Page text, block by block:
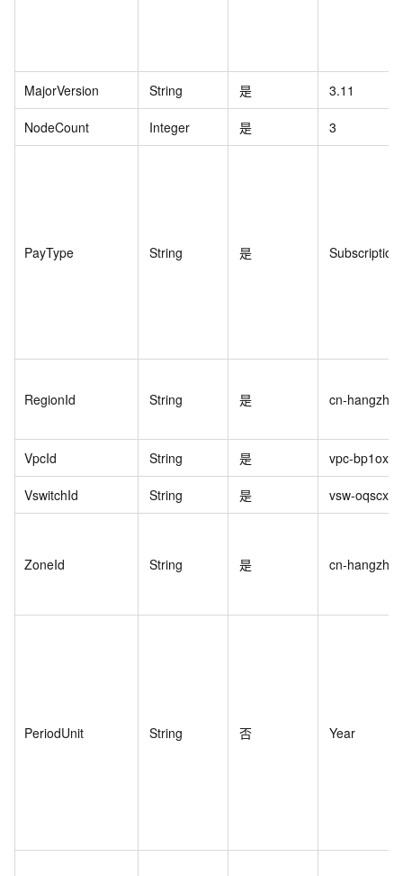
MajorVersion String 是 3.11
NodeCount Integer 是 3
PayType String 是 Subscription
RegionId String 是 cn-hangzhou
VpcId String 是 vpc-
VswitchId String 是 vsw-
ZoneId String 是 cn-
PeriodUnit String 否 Year